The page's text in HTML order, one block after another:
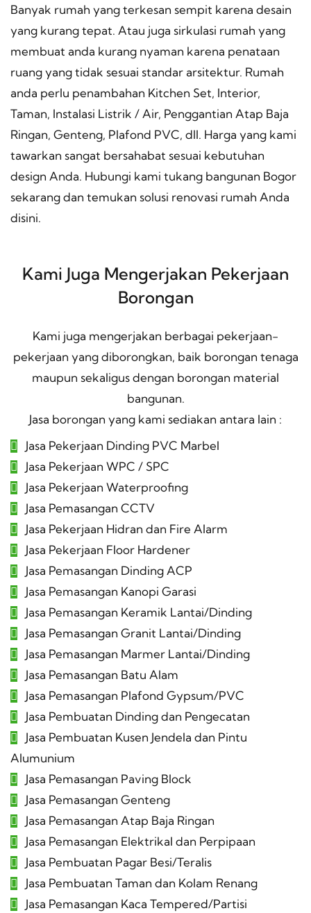
Banyak rumah yang terkesan sempit karena desain
yang kurang tepat. Atau juga sirkulasi rumah yang
membuat anda kurang nyaman karena penataan
ruang yang tidak sesuai standar arsitektur. Rumah
anda perlu penambahan Kitchen Set, Interior,
Taman, Instalasi Listrik / Air, Penggantian Atap Baja
Ringan, Genteng, Plafond PVC, dll. Harga yang kami
tawarkan sangat bersahabat sesuai kebutuhan
design Anda. Hubungi kami tukang bangunan Bogor
sekarang dan temukan solusi renovasi rumah Anda
disini.
Kami Juga Mengerjakan Pekerjaan
Borongan
Kami juga mengerjakan berbagai pekerjaan-
pekerjaan yang diborongkan, baik borongan tenaga
maupun sekaligus dengan borongan material
bangunan.
Jasa borongan yang kami sediakan antara lain :
Jasa Pekerjaan Dinding PVC Marbel
Jasa Pekerjaan WPC / SPC
Jasa Pekerjaan Waterproofing
Jasa Pemasangan CCTV
Jasa Pekerjaan Hidran dan Fire Alarm
Jasa Pekerjaan Floor Hardener
Jasa Pemasangan Dinding ACP
Jasa Pemasangan Kanopi Garasi
Jasa Pemasangan Keramik Lantai/Dinding
Jasa Pemasangan Granit Lantai/Dinding
Jasa Pemasangan Marmer Lantai/Dinding
Jasa Pemasangan Batu Alam
Jasa Pemasangan Plafond Gypsum/PVC
Jasa Pembuatan Dinding dan Pengecatan
Jasa Pembuatan Kusen Jendela dan Pintu
Alumunium
Jasa Pemasangan Paving Block
Jasa Pemasangan Genteng
Jasa Pemasangan Atap Baja Ringan
Jasa Pemasangan Elektrikal dan Perpipaan
Jasa Pembuatan Pagar Besi/Teralis
Jasa Pembuatan Taman dan Kolam Renang
Jasa Pemasangan Kaca Tempered/Partisi